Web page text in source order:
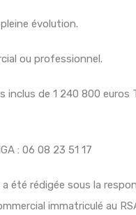
évolution.
ou professionnel.
inclus de 1 240 800
: 06 08 23 51 17
été rédigée sous la
immatriculé au